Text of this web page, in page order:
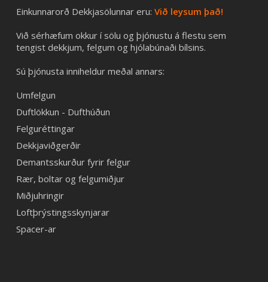
Einkunnarorð Dekkjasölunnar eru: Við leysum það!
Við sérhæfum okkur í sölu og þjónustu á flestu sem
tengist dekkjum, felgum og hjólabúnaði bílsins.
Sú þjónusta inniheldur meðal annars:
Umfelgun
Duftlökkun - Dufthúðun
Felguréttingar
Dekkjaviðgerðir
Demantsskurður fyrir felgur
Rær, boltar og felgumiðjur
Miðjuhringir
Loftþrýstingsskynjarar
Spacer-ar